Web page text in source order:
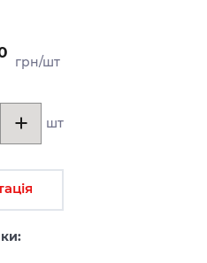
грн/шт
шт